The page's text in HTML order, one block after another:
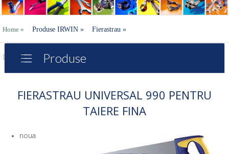
Home » Produse IRWIN » Fierastrau »
Fierastrau universal 990 pentru taiere fina
Produse
FIERASTRAU UNIVERSAL 990 PENTRU
TAIERE FINA
noua